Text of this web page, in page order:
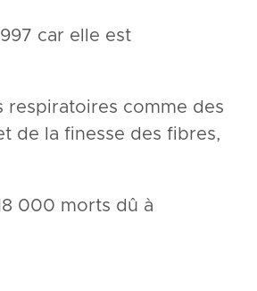
car elle est
respiratoires comme des
de la finesse des fibres,
000 morts dû à